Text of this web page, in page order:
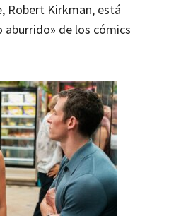
Robert Kirkman, está
de los cómics